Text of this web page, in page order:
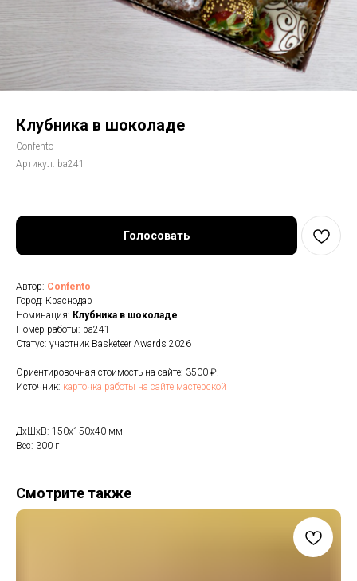
Клубника в шоколаде
Confento
Артикул: ba241
Голосовать
Автор: Confento
Город: Краснодар
Номинация: Клубника в шоколаде
Номер работы: ba241
Статус: участник Basketeer Awards 2026
Ориентировочная стоимость на сайте: 3500 ₽.
Источник: карточка работы на сайте мастерской
ДxШxВ: 150x150x40 мм
Вес: 300 г
Смотрите также